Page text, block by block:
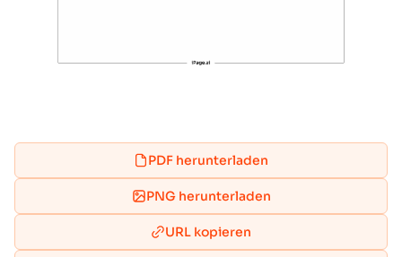
PDF herunterladen
PNG herunterladen
URL kopieren